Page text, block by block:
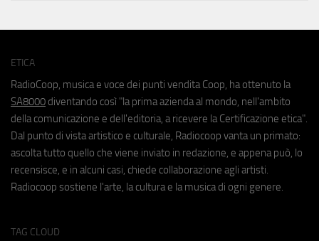
ETICA
RadioCoop, musica e voce dei punti vendita Coop, ha ottenuto la
SA8000 diventando così "la prima azienda al mondo, nell'ambito
della comunicazione e dell'editoria, a ricevere la Certificazione etica".
Dal punto di vista artistico e culturale, Radiocoop vanta un primato:
ascolta tutto quello che viene inviato in redazione, e appena può, lo
recensisce, e in alcuni casi, chiede collaborazione agli artisti.
Radiocoop sostiene l'arte, la cultura e la musica di ogni genere.
TAG CLOUD